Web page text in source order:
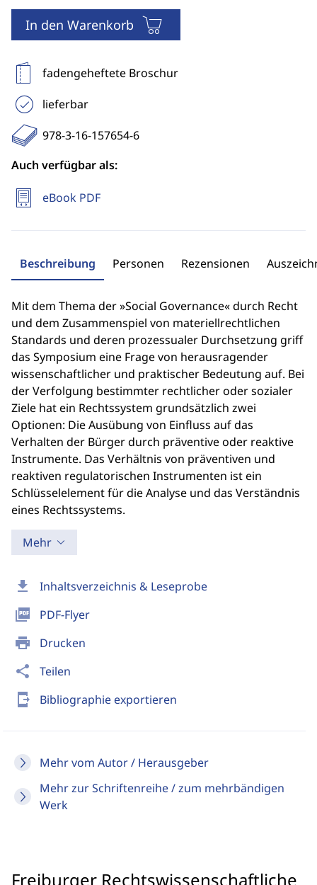
download Inhaltsverzeichnis & Leseprobe
picture_as_pdf PDF-Flyer
print Drucken
share Teilen
send_to_mobile Bibliographie exportieren
Mehr vom Autor / Herausgeber
Mehr zur Schriftenreihe / zum mehrbändigen
Werk
In den Warenkorb
fadengeheftete Broschur
lieferbar
978-3-16-157654-6
Auch verfügbar als:
eBook PDF
Beschreibung Personen Rezensionen
Mit dem Thema der »Social Governance« durch Recht
und dem Zusammenspiel von materiellrechtlichen
Standards und deren prozessualer Durchsetzung griff
das Symposium eine Frage von herausragender
wissenschaftlicher und praktischer Bedeutung auf. Bei
der Verfolgung bestimmter rechtlicher oder sozialer
Ziele hat ein Rechtssystem grundsätzlich zwei
Optionen: Die Ausübung von Einfluss auf das
Verhalten der Bürger durch präventive oder reaktive
Instrumente. Das Verhältnis von präventiven und
reaktiven regulatorischen Instrumenten ist ein
Schlüsselelement für die Analyse und das Verständnis
eines Rechtssystems.
Mehr
Freiburger Rechtswissenschaftliche